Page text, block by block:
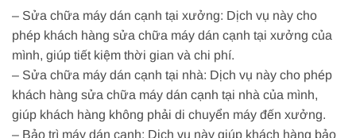
– Sửa chữa máy dán cạnh tại xưởng: Dịch vụ này cho
phép khách hàng sửa chữa máy dán cạnh tại xưởng của
mình, giúp tiết kiệm thời gian và chi phí.
– Sửa chữa máy dán cạnh tại nhà: Dịch vụ này cho phép
khách hàng sửa chữa máy dán cạnh tại nhà của mình,
giúp khách hàng không phải di chuyển máy đến xưởng.
– Bảo trì máy dán cạnh: Dịch vụ này giúp khách hàng bảo